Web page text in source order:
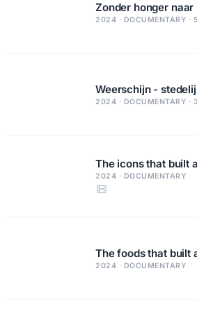
Zonder honger naar
2024 · DOCUMENTARY ·
Weerschijn -
2024 · DOCUMENTARY ·
The icons that built
2024 · DOCUMENTARY
The foods that built
2024 · DOCUMENTARY